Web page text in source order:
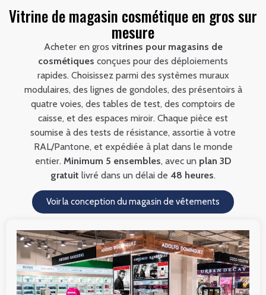
Vitrine de magasin cosmétique en gros sur
mesure
Acheter en gros vitrines pour magasins de
cosmétiques conçues pour des déploiements
rapides. Choisissez parmi des systèmes muraux
modulaires, des lignes de gondoles, des présentoirs à
quatre voies, des tables de test, des comptoirs de
caisse, et des espaces miroir. Chaque pièce est
soumise à des tests de résistance, assortie à votre
RAL/Pantone, et expédiée à plat dans le monde
entier. Minimum 5 ensembles, avec un plan 3D
gratuit livré dans un délai de 48 heures.
Voir la conception du magasin de vêtements